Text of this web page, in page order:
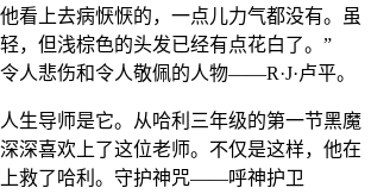
看上去病恹恹的，一点儿力气都没有。虽
，但浅棕色的头发已经有点花白了。”
人悲伤和令人敬佩的人物——R·J·卢平。
导师是它。从哈利三年级的第一节黑魔
深喜欢上了这位老师。不仅是这样，他在
救了哈利。守护神咒——呼神护卫